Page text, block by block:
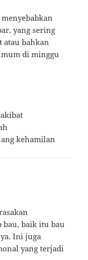
yang sering
atau bahkan
di minggu
kehamilan
bau, baik itu bau
Ini juga
yang terjadi